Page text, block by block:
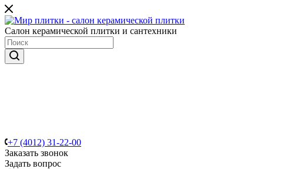
Салон керамической плитки и сантехники
+7 (4012) 31-22-00
Заказать звонок
Задать вопрос